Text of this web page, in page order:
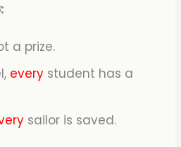
a prize.
every student has a
sailor is saved.